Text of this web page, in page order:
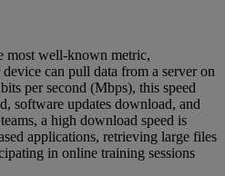
most well-known metric,
can pull data from a server on
per second (Mbps), this speed
software updates download, and
a high download speed is
applications, retrieving large files
in online training sessions